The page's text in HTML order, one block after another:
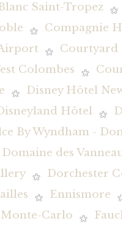
Saint-Tropez
Compagnie
Courtyard
Colombes
Disney Hôtel
Hôtel
By Wyndham -
Domaine des
Dorchester
Ennismore
Carlo